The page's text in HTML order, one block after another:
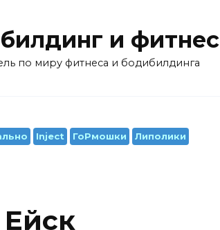
и фитнес
по миру фитнеса и бодибилдинга
Inject ГоРмошки Липолики
Ейск